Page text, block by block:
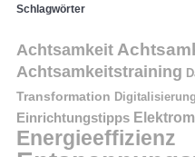
Schlagwörter
Achtsamkeit
Achtsamkeitstraining
Transformation Digitalisierung
Einrichtungstipps
Energieeffizienz